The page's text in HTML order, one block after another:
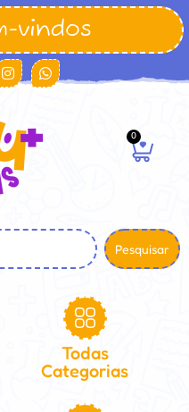
vindos
0
Pesquisar
Todas
Categorias